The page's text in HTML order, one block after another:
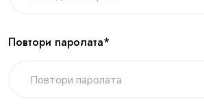
Повтори паролата*